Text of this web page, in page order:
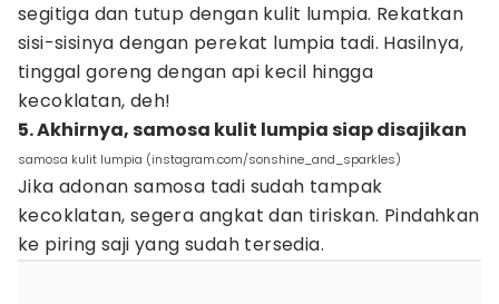
segitiga dan tutup dengan kulit lumpia. Rekatkan
sisi-sisinya dengan perekat lumpia tadi. Hasilnya,
tinggal goreng dengan api kecil hingga
kecoklatan, deh!
5. Akhirnya, samosa kulit lumpia siap disajikan
samosa kulit lumpia (instagram.com/sonshine_and_sparkles)
Jika adonan samosa tadi sudah tampak
kecoklatan, segera angkat dan tiriskan. Pindahkan
ke piring saji yang sudah tersedia.